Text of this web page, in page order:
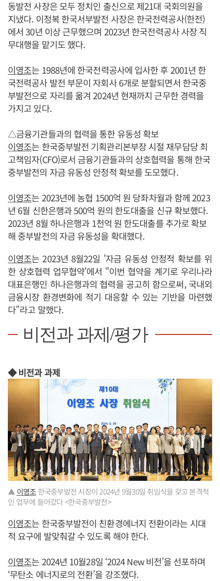
동발전 사장은 모두 정치인 출신으로 제21대 국회의원을
지냈다. 이정복 한국서부발전 사장은 한국전력공사(한전)
에서 30년 이상 근무했으며 2023년 한국전력공사 사장 직
무대행을 맡기도 했다.
이영조는 1988년에 한국전력공사에 입사한 후 2001년 한
국전력공사 발전 부문이 자회사 6개로 분할되면서 한국중
부발전으로 자리를 옮겨 2024년 현재까지 근무한 경력을
가지고 있다.
△금융기관들과의 협력을 통한 유동성 확보
이영조는 한국중부발전 기획관리본부장 시절 재무담당 최
고책임자(CFO)로서 금융기관들과의 상호협력을 통해 한국
중부발전의 자금 유동성 안정적 확보를 도모했다.
이영조는 2023년에 농협 1500억 원 당좌차월과 함께 2023
년 6월 신한은행과 500억 원의 한도대출을 신규 확보했다.
2023년 8월 하나은행과 1천억 원 한도대출를 추가로 확보
해 중부발전의 자금 유동성을 확대했다.
이영조는 2023년 8월22일 '자금 유동성 안정적 확보를 위
한 상호협력 업무협약'에서 "이번 협약을 계기로 우리나라
대표은행인 하나은행과의 협력을 공고히 함으로써, 국내외
금융시장 환경변화에 적기 대응할 수 있는 기반을 마련했
다"라고 말했다.
비전과 과제/평가
◆ 비전과 과제
▲ 이영조 한국중부발전 시장이 2024년 9월30일 취임식을 갖고 본격적
인 업무에 들어갔다 <한국중부발전>
이영조는 한국중부발전이 친환경에너지 전환이라는 시대
적 요구에 발맞춰갈 수 있도록 해야 한다.
이영조는 2024년 10월28일 ‘2024 New 비전’을 선포하며
‘무탄소 에너지로의 전환’을 강조했다.